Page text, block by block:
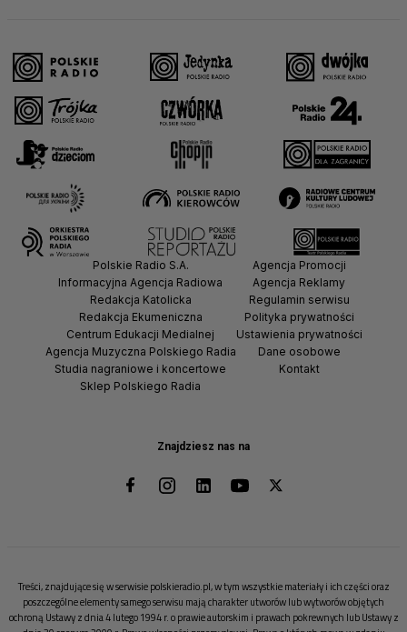
Znajdziesz nas na
Polskie Radio S.A.
Informacyjna Agencja Radiowa
Redakcja Katolicka
Redakcja Ekumeniczna
Centrum Edukacji Medialnej
Agencja Muzyczna Polskiego Radia
Studia nagraniowe i koncertowe
Sklep Polskiego Radia
Agencja Promocji
Agencja Reklamy
Regulamin serwisu
Polityka prywatności
Ustawienia prywatności
Dane osobowe
Kontakt
Treści, znajdujące się w serwisie polskieradio.pl, w tym wszystkie materiały i ich części oraz
poszczególne elementy samego serwisu mają charakter utworów lub wytworów objętych
ochroną Ustawy z dnia 4 lutego 1994 r. o prawie autorskim i prawach pokrewnych lub Ustawy z